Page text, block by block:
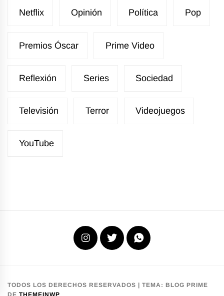
Netflix Opinión Política Pop
Premios Óscar Prime Video
Reflexión Series Sociedad
Televisión Terror Videojuegos
YouTube
Instagram
X WhatsApp
TODOS LOS DERECHOS RESERVADOS | TEMA: BLOG PRIME
DE THEMEINWP